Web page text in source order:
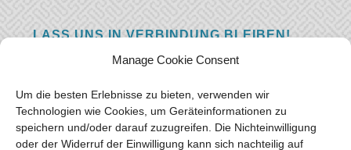
Manage Cookie Consent
Um die besten Erlebnisse zu bieten, verwenden wir
Technologien wie Cookies, um Geräteinformationen zu
speichern und/oder darauf zuzugreifen. Die Nichteinwilligung
oder der Widerruf der Einwilligung kann sich nachteilig auf
LASS UNS IN VERBINDUNG BLEIBEN!
Hast eine Frage, einen Kommentar, oder
von euch hören! Hinterlasse uns eine
Nachricht und wir werden so schnell wie